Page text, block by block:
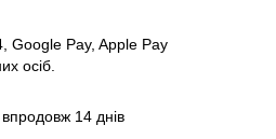
Google Pay, Apple Pay
осіб.
14 днів